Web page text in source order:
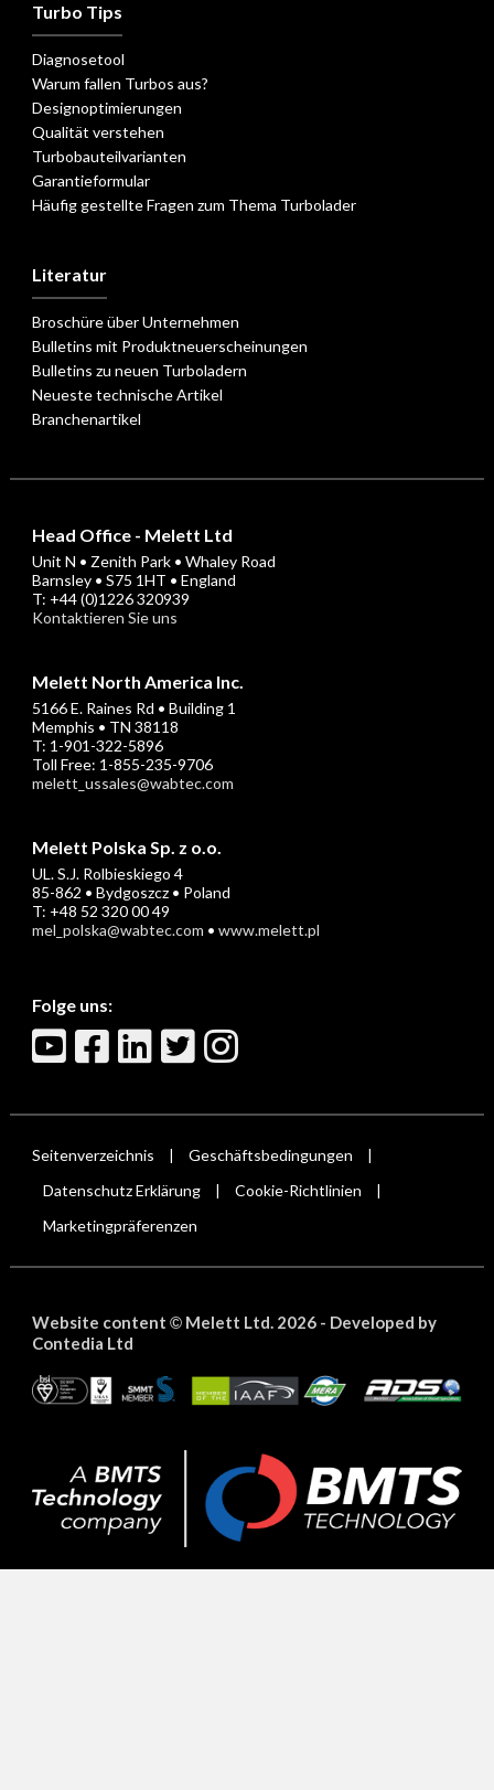
Turbo Tips
Diagnosetool
Warum fallen Turbos aus?
Designoptimierungen
Qualität verstehen
Turbobauteilvarianten
Garantieformular
Häufig gestellte Fragen zum Thema Turbolader
Literatur
Broschüre über Unternehmen
Bulletins mit Produktneuerscheinungen
Bulletins zu neuen Turboladern
Neueste technische Artikel
Branchenartikel
Head Office - Melett Ltd
Unit N • Zenith Park • Whaley Road
Barnsley • S75 1HT • England
T: +44 (0)1226 320939
Kontaktieren Sie uns
Melett North America Inc.
5166 E. Raines Rd • Building 1
Memphis • TN 38118
T: 1-901-322-5896
Toll Free: 1-855-235-9706
melett_ussales@wabtec.com
Melett Polska Sp. z o.o.
UL. S.J. Rolbieskiego 4
85-862 • Bydgoszcz • Poland
T: +48 52 320 00 49
mel_polska@wabtec.com • www.melett.pl
Folge uns:
Seitenverzeichnis Geschäftsbedingungen
Datenschutz Erklärung Cookie-Richtlinien
Marketingpräferenzen
Website content ©Melett Ltd. 2026 - Developed by
Contedia Ltd